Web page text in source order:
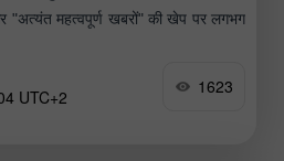
"अत्यंत महत्वपूर्ण खबरों" की खेप पर लगभग
UTC+2
1623